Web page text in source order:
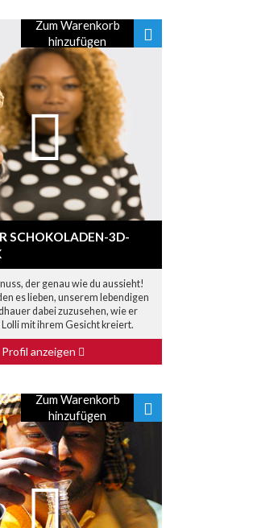
Zum Warenkorb
hinzufügen
SCHOKOLADEN-3D-
der genau wie du aussieht!
es lieben, unserem lebendigen
dabei zuzusehen, wie er
mit ihrem Gesicht kreiert.
Profil anzeigen
Zum Warenkorb
hinzufügen